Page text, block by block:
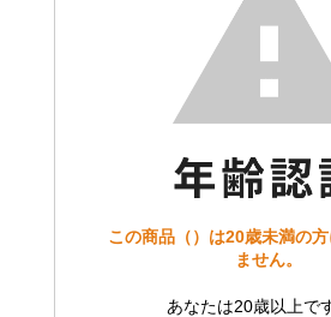
この商品（）は20歳未満の
ません。
あなたは20歳以上で